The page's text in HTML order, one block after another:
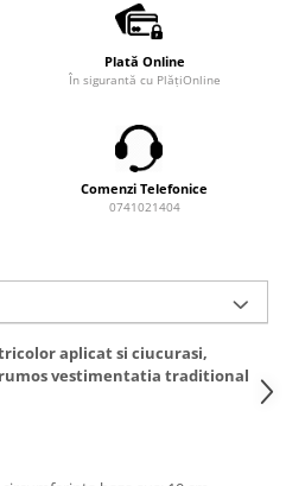
Plată Online
În sigurantă cu PlățiOnline
Comenzi Telefonice
0741021404
aplicat si ciucurasi,
vestimentatia traditional